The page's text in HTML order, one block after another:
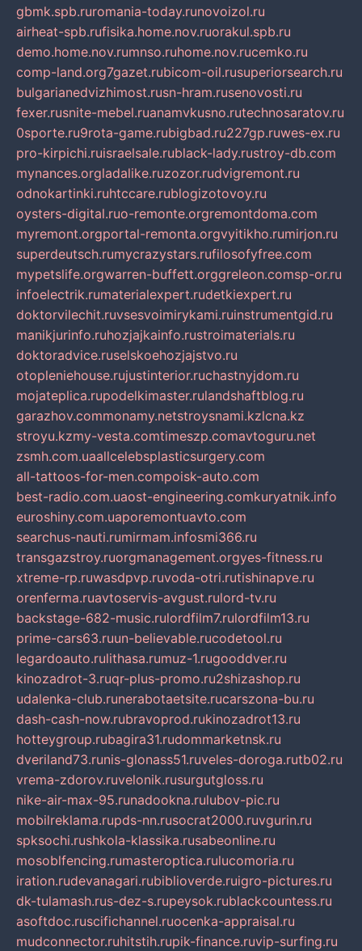
gbmk.spb.ruromania-today.runovoizol.ru
airheat-spb.rufisika.home.nov.ruorakul.spb.ru
demo.home.nov.rumnso.ruhome.nov.rucemko.ru
comp-land.org7gazet.rubicom-oil.rusuperiorsearch.ru
bulgarianedvizhimost.rusn-hram.rusenovosti.ru
fexer.rusnite-mebel.ruanamvkusno.rutechnosaratov.ru
0sporte.ru9rota-game.rubigbad.ru227gp.ruwes-ex.ru
pro-kirpichi.ruisraelsale.rublack-lady.rustroy-db.com
mynances.orgladalike.ruzozor.rudvigremont.ru
odnokartinki.ruhtccare.rublogizotovoy.ru
oysters-digital.ruo-remonte.orgremontdoma.com
myremont.orgportal-remonta.orgvyitikho.rumirjon.ru
superdeutsch.rumycrazystars.rufilosofyfree.com
mypetslife.orgwarren-buffett.orggreleon.comsp-or.ru
infoelectrik.rumaterialexpert.rudetkiexpert.ru
doktorvilechit.ruvsesvoimirykami.ruinstrumentgid.ru
manikjurinfo.ruhozjajkainfo.rustroimaterials.ru
doktoradvice.ruselskoehozjajstvo.ru
otopleniehouse.rujustinterior.ruchastnyjdom.ru
mojateplica.rupodelkimaster.rulandshaftblog.ru
garazhov.commonamy.netstroysnami.kzlcna.kz
stroyu.kzmy-vesta.comtimeszp.comavtoguru.net
zsmh.com.uaallcelebsplasticsurgery.com
all-tattoos-for-men.compoisk-auto.com
best-radio.com.uaost-engineering.comkuryatnik.info
euroshiny.com.uaporemontuavto.com
searchus-nauti.rumirmam.infosmi366.ru
transgazstroy.ruorgmanagement.orgyes-fitness.ru
xtreme-rp.ruwasdpvp.ruvoda-otri.rutishinapve.ru
orenferma.ruavtoservis-avgust.rulord-tv.ru
backstage-682-music.rulordfilm7.rulordfilm13.ru
prime-cars63.ruun-believable.rucodetool.ru
legardoauto.rulithasa.rumuz-1.rugooddver.ru
kinozadrot-3.ruqr-plus-promo.ru2shizashop.ru
udalenka-club.runerabotaetsite.rucarszona-bu.ru
dash-cash-now.rubravoprod.rukinozadrot13.ru
hotteygroup.rubagira31.rudommarketnsk.ru
dveriland73.runis-glonass51.ruveles-doroga.rutb02.ru
vrema-zdorov.ruvelonik.rusurgutgloss.ru
nike-air-max-95.runadookna.rulubov-pic.ru
mobilreklama.rupds-nn.rusocrat2000.ruvgurin.ru
spksochi.rushkola-klassika.rusabeonline.ru
mosoblfencing.rumasteroptica.rulucomoria.ru
iration.rudevanagari.rubiblioverde.ruigro-pictures.ru
dk-tulamash.rus-dez-s.rupeysok.rublackcountess.ru
asoftdoc.ruscifichannel.ruocenka-appraisal.ru
mudconnector.ruhitstih.rupik-finance.ruvip-surfing.ru